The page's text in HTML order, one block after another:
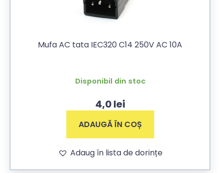
Mufa AC tata IEC320 C14 250V AC 10A
Disponibil din stoc
4,0lei
ADAUGĂ ÎN COȘ
Adaug în lista de dorințe